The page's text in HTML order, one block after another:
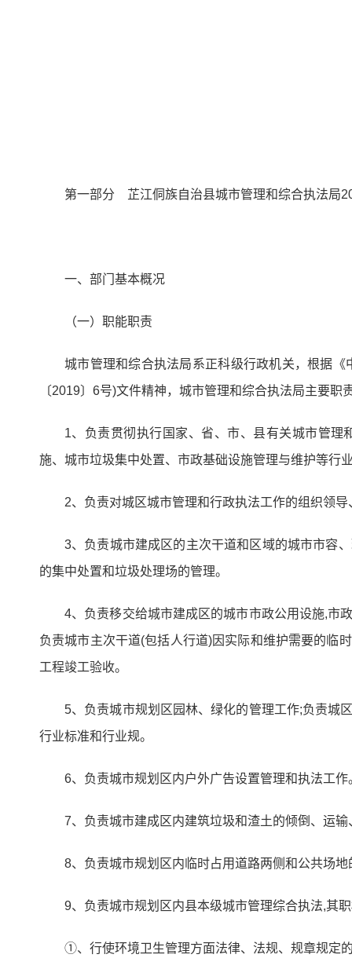
第一部分 芷江侗族自治县城市管理和综合执法局
一、部门基本概况
（一）职能职责
城市管理和综合执法局系正科级行政机关，根据
〔2019〕6号)文件精神，城市管理和综合执法局主要职
1、负责贯彻执行国家、省、市、县有关城市管
施、城市垃圾集中处置、市政基础设施管理与维护等行
2、负责对城区城市管理和行政执法工作的组织领
3、负责城市建成区的主次干道和区域的城市市容
的集中处置和垃圾处理场的管理。
4、负责移交给城市建成区的城市市政公用设施,市
负责城市主次干道(包括人行道)因实际和维护需要的临
工程竣工验收。
5、负责城市规划区园林、绿化的管理工作;负责城
行业标准和行业规。
6、负责城市规划区内户外广告设置管理和执法工作
7、负责城市建成区内建筑垃圾和渣土的倾倒、运
8、负责城市规划区内临时占用道路两侧和公共场地
9、负责城市规划区内县本级城市管理综合执法,其
①、行使环境卫生管理方面法律、法规、规章规定